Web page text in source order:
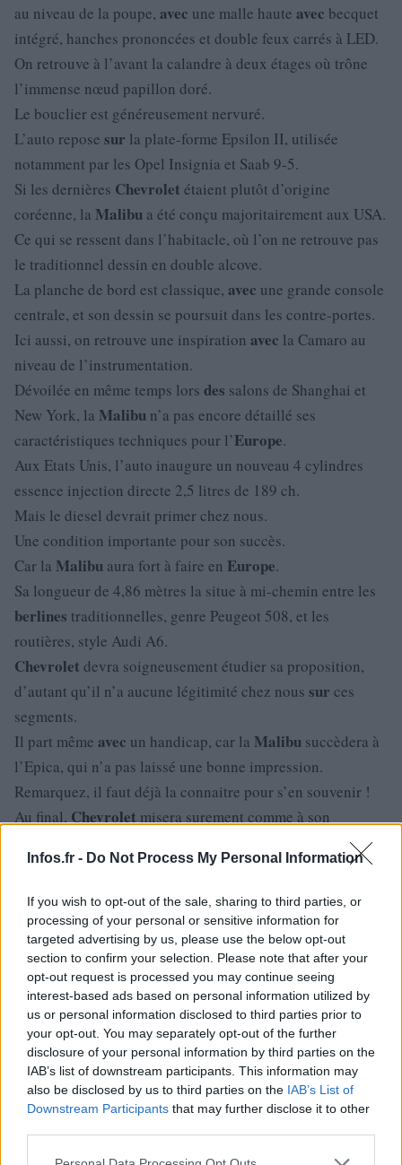
Infos.fr - Do Not Process My Personal Information
If you wish to opt-out of the sale, sharing to third parties, or
processing of your personal or sensitive information for
targeted advertising by us, please use the below opt-out
section to confirm your selection. Please note that after your
opt-out request is processed you may continue seeing
interest-based ads based on personal information utilized by
us or personal information disclosed to third parties prior to
your opt-out. You may separately opt-out of the further
disclosure of your personal information by third parties on the
IAB’s list of downstream participants. This information may
also be disclosed by us to third parties on the IAB’s List of
Downstream Participants that may further disclose it to other
Please note that this website/app uses one or more Google
au niveau de la poupe, avec une malle haute avec becquet
intégré, hanches prononcées et double feux carrés à LED.
On retrouve à l’avant la calandre à deux étages où trône
l’immense nœud papillon doré.
Le bouclier est généreusement nervuré.
L’auto repose sur la plate-forme Epsilon II, utilisée
notamment par les Opel Insignia et Saab 9-5.
Si les dernières Chevrolet étaient plutôt d’origine
coréenne, la Malibu a été conçu majoritairement aux USA.
Ce qui se ressent dans l’habitacle, où l’on ne retrouve pas
le traditionnel dessin en double alcove.
La planche de bord est classique, avec une grande console
centrale, et son dessin se poursuit dans les contre-portes.
Ici aussi, on retrouve une inspiration avec la Camaro au
niveau de l’instrumentation.
Dévoilée en même temps lors des salons de Shanghai et
New York, la Malibu n’a pas encore détaillé ses
caractéristiques techniques pour l’Europe.
Aux Etats Unis, l’auto inaugure un nouveau 4 cylindres
essence injection directe 2,5 litres de 189 ch.
Mais le diesel devrait primer chez nous.
Une condition importante pour son succès.
Car la Malibu aura fort à faire en Europe.
Sa longueur de 4,86 mètres la situe à mi-chemin entre les
berlines traditionnelles, genre Peugeot 508, et les
routières, style Audi A6.
Chevrolet devra soigneusement étudier sa proposition,
d’autant qu’il n’a aucune légitimité chez nous sur ces
segments.
Il part même avec un handicap, car la Malibu succèdera à
l’Epica, qui n’a pas laissé une bonne impression.
Remarquez, il faut déjà la connaitre pour s’en souvenir !
Au final, Chevrolet misera surement comme à son
le rapport prix/équipements, en proposant de
grosses remises dès le départ comme il le fait actuellement
avec
l’Orlando.
Mais la contrepartie à ces tarifs cassés restent une finition
parfois légère et l’impassesurdeséquipements innovants.
LaMalibupeut-elle faire de même si elle veut s’imposer
chez nous ?A moins que la tendance amorcéesurle
marché où l’automobiliste commence à prendre
conscience qu’il n’a pas forcément besoin de tout ce qui se
trouve dans son auto, perdure et favorise l’émergence de
berlinesmoins sophistiquées revenant plus à leur rôle de
familiale que de faire valoir pour cadres commerciaux.